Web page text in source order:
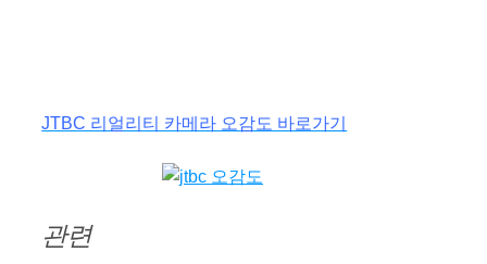
JTBC 리얼리티 카메라 오감도 바로가기
관련